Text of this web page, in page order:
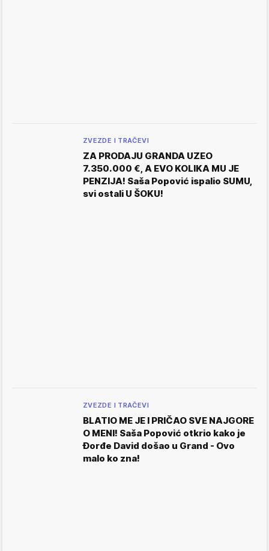
ZVEZDE I TRAČEVI
ZA PRODAJU GRANDA UZEO
7.350.000 €, A EVO KOLIKA MU JE
PENZIJA! Saša Popović ispalio SUMU,
svi ostali U ŠOKU!
ZVEZDE I TRAČEVI
BLATIO ME JE I PRIČAO SVE NAJGORE
O MENI! Saša Popović otkrio kako je
Đorđe David došao u Grand - Ovo
malo ko zna!